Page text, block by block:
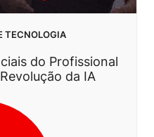
TECNOLOGIA
do Profissional
da IA